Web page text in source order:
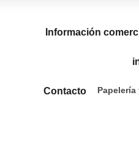
Información
Contacto